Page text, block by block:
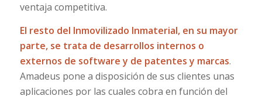
ventaja competitiva.
El resto del Inmovilizado Inmaterial, en su mayor
parte, se trata de desarrollos internos o
externos de software y de patentes y marcas.
Amadeus pone a disposición de sus clientes unas
aplicaciones por las cuales cobra en función del